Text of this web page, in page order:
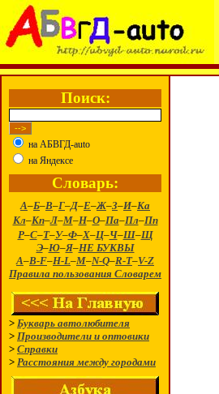
Поиск:
на АБВГД-auto
на Яндексе
Словарь:
А–Б–В–Г–Д–Е–Ж–З–И–Ка
Кл–Кп–Л–М–Н–О–Па–Пл–Пп
Р–С–Т–У–Ф–Х–Ц–Ч–Ш–Щ
Э–Ю–Я–НЕ БУКВЫ
A–B-F–H-L–M–N-Q–R-T–V-Z
Правила пользования Словарем
> Букварь автолюбителя
> Производители и оптовики
> Справки
> Расстояния между городами